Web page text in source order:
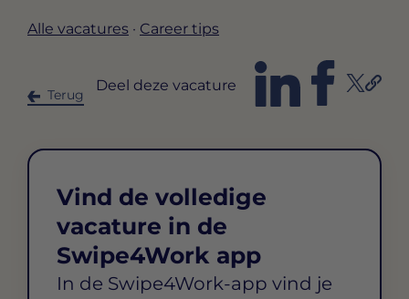
Alle vacatures · Career tips
Terug
Deel deze vacature
Vind de volledige
vacature in de
Swipe4Work app
In de Swipe4Work-app vind je